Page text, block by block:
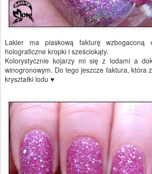
Lakier ma piaskową fakturę wzbogaconą
holograficzne kropki i sześciokąty.
Kolorystycznie kojarzy mi się z lodami a
winogronowym. Do tego jeszcze faktura, która
kryształki lodu ♥